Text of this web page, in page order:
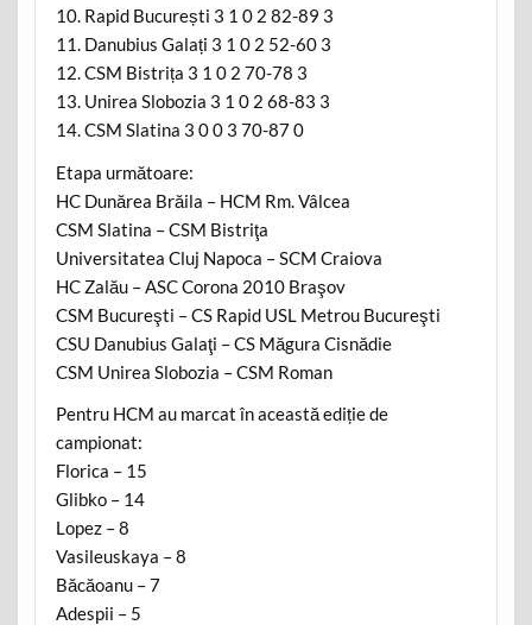
10. Rapid București 3 1 0 2 82-89 3
11. Danubius Galați 3 1 0 2 52-60 3
12. CSM Bistrița 3 1 0 2 70-78 3
13. Unirea Slobozia 3 1 0 2 68-83 3
14. CSM Slatina 3 0 0 3 70-87 0
Etapa următoare:
HC Dunărea Brăila – HCM Rm. Vâlcea
CSM Slatina – CSM Bistriţa
Universitatea Cluj Napoca – SCM Craiova
HC Zalău – ASC Corona 2010 Braşov
CSM Bucureşti – CS Rapid USL Metrou Bucureşti
CSU Danubius Galaţi – CS Măgura Cisnădie
CSM Unirea Slobozia – CSM Roman
Pentru HCM au marcat în această ediție de
campionat:
Florica – 15
Glibko – 14
Lopez – 8
Vasileuskaya – 8
Băcăoanu – 7
Adespii – 5